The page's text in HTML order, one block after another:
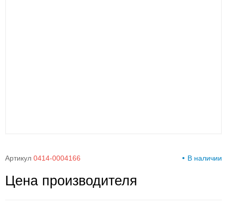
Артикул 0414-0004166 В наличии
Цена производителя